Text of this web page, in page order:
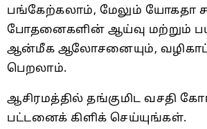
பங்கேற்கலாம், மேலும் யோகதா
போதனைகளின் ஆய்வு மற்றும்
ஆன்மீக ஆலோசனையும்,
பெறலாம்.
ஆசிரமத்தில் தங்குமிட வசதி
பட்டனைக் கிளிக் செய்யுங்கள்.